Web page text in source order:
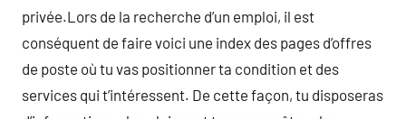
privée.Lors de la recherche d’un emploi, il est
conséquent de faire voici une index des pages d’offres
de poste où tu vas positionner ta condition et des
services qui t’intéressent. De cette façon, tu disposeras